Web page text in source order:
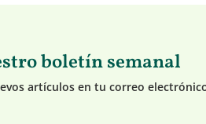
boletín semanal
artículos en tu correo